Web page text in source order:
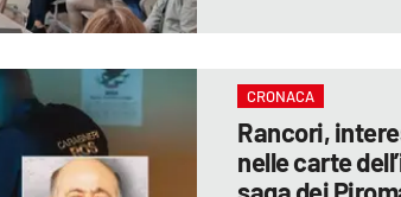
CRONACA
Rancori,
nelle carte